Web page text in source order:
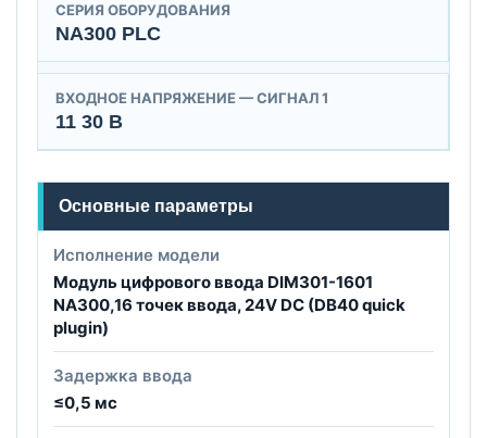
СЕРИЯ ОБОРУДОВАНИЯ
NA300 PLC
ВХОДНОЕ НАПРЯЖЕНИЕ — СИГНАЛ 1
11 30 В
Основные параметры
Исполнение модели
Модуль цифрового ввода DIM301-1601
NA300,16 точек ввода, 24V DC (DB40 quick
plugin)
Задержка ввода
≤0,5 мс